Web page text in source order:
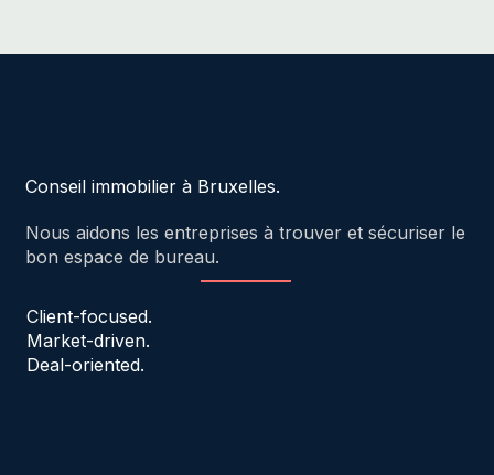
Conseil immobilier à Bruxelles.
Nous aidons les entreprises à trouver et sécuriser le
bon espace de bureau.
Client-focused.
Market-driven.
Deal-oriented.